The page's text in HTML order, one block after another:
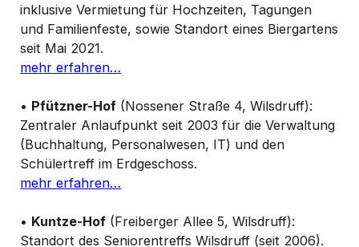
inklusive Vermietung für Hochzeiten, Tagungen
und Familienfeste, sowie Standort eines Biergartens
seit Mai 2021.
mehr erfahren…
• Pfützner-Hof (Nossener Straße 4, Wilsdruff):
Zentraler Anlaufpunkt seit 2003 für dieVerwaltung
(Buchhaltung, Personalwesen, IT) und den
Schülertreff im Erdgeschoss.
mehr erfahren…
• Kuntze-Hof (Freiberger Allee 5, Wilsdruff):
Standort des Seniorentreffs Wilsdruff (seit 2006).